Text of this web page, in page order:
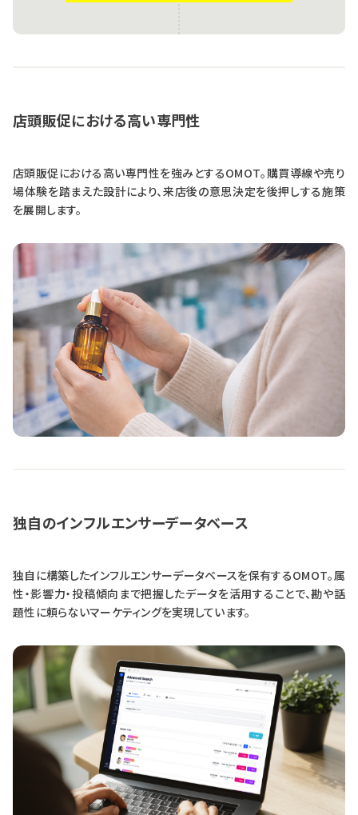
店頭販促における高い専門性
店頭販促における高い専門性を強みとするOMOT。購買導線や売り
場体験を踏まえた設計により、来店後の意思決定を後押しする施策
を展開します。
独自のインフルエンサーデータベース
独自に構築したインフルエンサーデータベースを保有するOMOT。属
性・影響力・投稿傾向まで把握したデータを活用することで、勘や話
題性に頼らないマーケティングを実現しています。